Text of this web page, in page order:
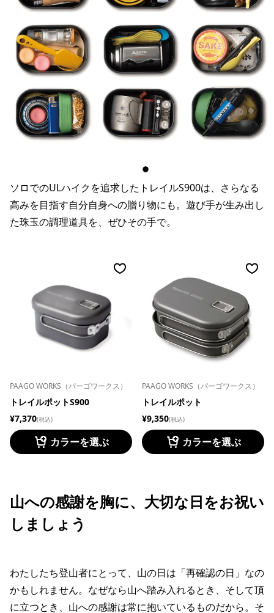
ソロでのULハイクを追求したトレイルS900は、さらなる
高みを目指す自分自身への贈り物にも。遊び手が生み出し
た珠玉の調理道具を、ぜひその手で。
PAAGO WORKS（パーゴワークス）
トレイルポットS900
¥7,370(税込)
カラーを選ぶ
PAAGO WORKS（パーゴワークス）
トレイルポット
¥9,350(税込)
カラーを選ぶ
山への感謝を胸に、大切な日をお祝い
しましょう
わたしたち登山者にとって、山の日は「再確認の日」なの
かもしれません。なぜなら山へ踏み入れるとき、そして頂
に立つとき、山への感謝は常に抱いているものだから。そ